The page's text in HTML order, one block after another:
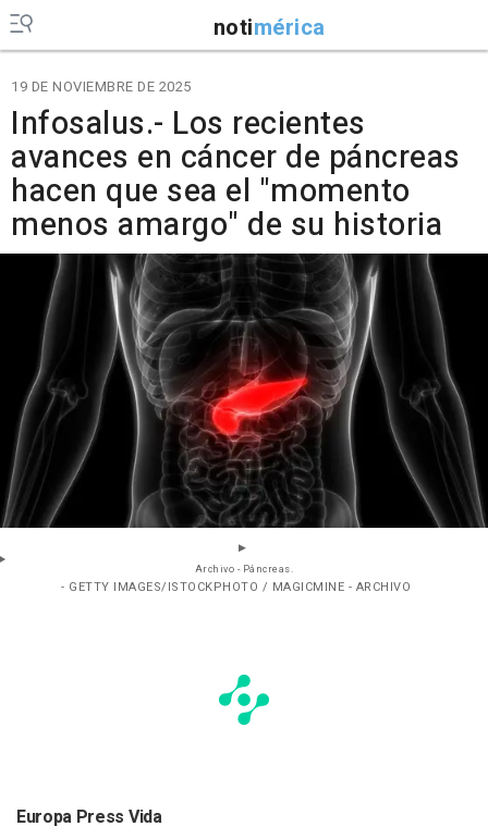
notimérica
19 DE NOVIEMBRE DE 2025
Infosalus.- Los recientes
avances en cáncer de páncreas
hacen que sea el "momento
menos amargo" de su historia
Archivo - Páncreas.
- GETTY IMAGES/ISTOCKPHOTO / MAGICMINE - ARCHIVO
Europa Press Vida